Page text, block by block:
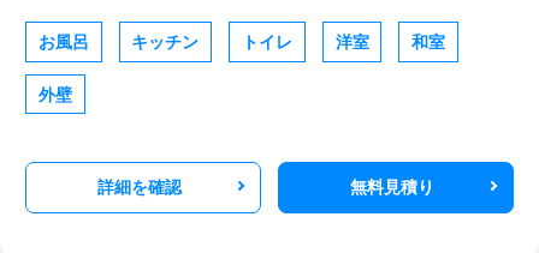
お風呂 キッチン トイレ 洋室 和室
外壁
詳細を確認 無料見積り